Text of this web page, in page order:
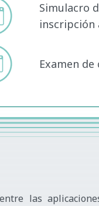
Simulacro
inscripción
Examen
las